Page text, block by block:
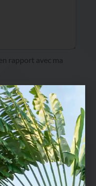
rapport avec ma
enregistrées par Ma
me re-contacter en
.